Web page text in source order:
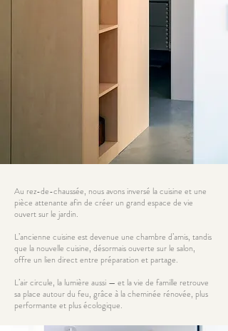
Au rez-de-chaussée, nous avons inversé la cuisine et une
pièce attenante afin de créer un grand espace de vie
ouvert sur le jardin.
L’ancienne cuisine est devenue une chambre d’amis, tandis
que la nouvelle cuisine, désormais ouverte sur le salon,
offre un lien direct entre préparation et partage.
L’air circule, la lumière aussi — et la vie de famille retrouve
sa place autour du feu, grâce à la cheminée rénovée, plus
performante et plus écologique.